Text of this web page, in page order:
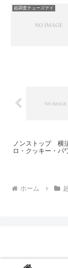
超調査チューズデイ
ノンストップ 横
ロ・クッキー・パ
ホーム